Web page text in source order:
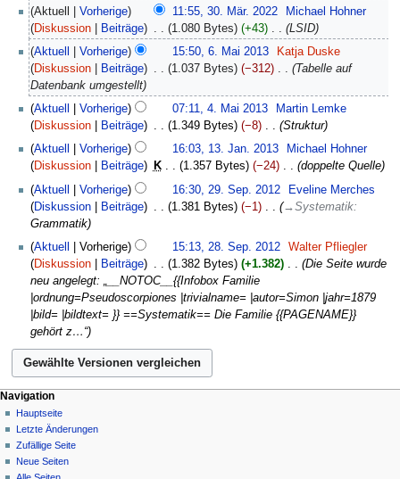
März
2022
Aktuell Vorherige 11:55, 30. Mär. 2022
Michael Hohner
Diskussion
Beiträge 1.080 Bytes +43 ‎ LSID
Mai
2013
Aktuell Vorherige 15:50, 6. Mai 2013
Katja Duske
Diskussion
Beiträge 1.037 Bytes −312 ‎
Tabelle auf
Datenbank umgestellt
4.
Mai
Aktuell Vorherige 07:11, 4. Mai 2013
Martin Lemke
Diskussion
Beiträge 1.349 Bytes −8 ‎ Struktur
13.
Januar
Aktuell Vorherige 16:03, 13. Jan. 2013
Michael Hohner
Diskussion
Beiträge K 1.357 Bytes −24 ‎ doppelte Quelle
September
2012
Aktuell Vorherige 16:30, 29. Sep. 2012
Eveline Merches
Diskussion
Beiträge 1.381 Bytes −1 ‎ →Systematik:
Grammatik
September
2012
Aktuell Vorherige 15:13, 28. Sep. 2012
Walter Pfliegler
Diskussion
Beiträge 1.382 Bytes +1.382 ‎
Die Seite wurde
neu angelegt: „__NOTOC__{{Infobox Familie
|ordnung=Pseudoscorpiones |trivialname= |autor=Simon |jahr=1879
|bild= |bildtext= }} ==Systematik== Die Familie {{PAGENAME}}
gehört z…“
Navigation
Hauptseite
Letzte Änderungen
Zufällige Seite
Neue Seiten